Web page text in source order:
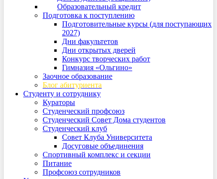
Образовательный кредит
Подготовка к поступлению
Подготовительные курсы (для поступающих
2027)
Дни факультетов
Дни открытых дверей
Конкурс творческих работ
Гимназия «Ольгино»
Заочное образование
Блог абитуриента
Студенту и сотруднику
Кураторы
Студенческий профсоюз
Студенческий Совет Дома студентов
Студенческий клуб
Совет Клуба Университета
Досуговые объединения
Спортивный комплекс и секции
Питание
Профсоюз сотрудников